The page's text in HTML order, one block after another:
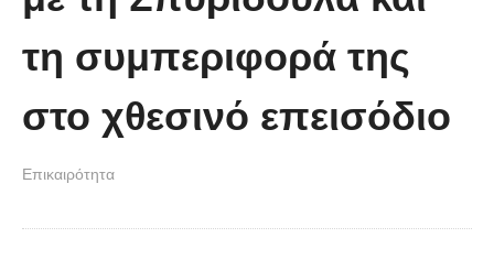
νοηματική με ένα μικρό κορίτσι
τη συμπεριφορά της
στο χθεσινό επεισόδιο
Επικαιρότητα